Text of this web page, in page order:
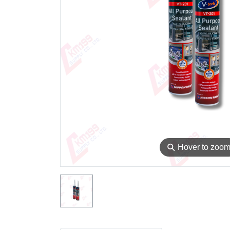
⚲ Hover to zoom